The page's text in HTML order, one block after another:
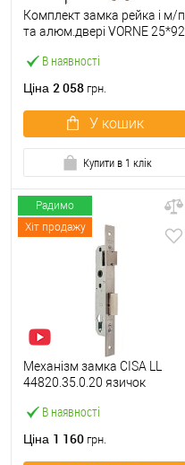
В наявності
Комплект замка рейка і м/п
та алюм.двері VORNE 25*92
ручками коричневий
Ціна 2 058 грн.
У кошик
Купити в 1 клік
Радимо
Хіт продажу
В наявності
Механізм замка CISA LL
44820.35.0.20 язичок
нержавіюча сталь
Ціна 1 160 грн.